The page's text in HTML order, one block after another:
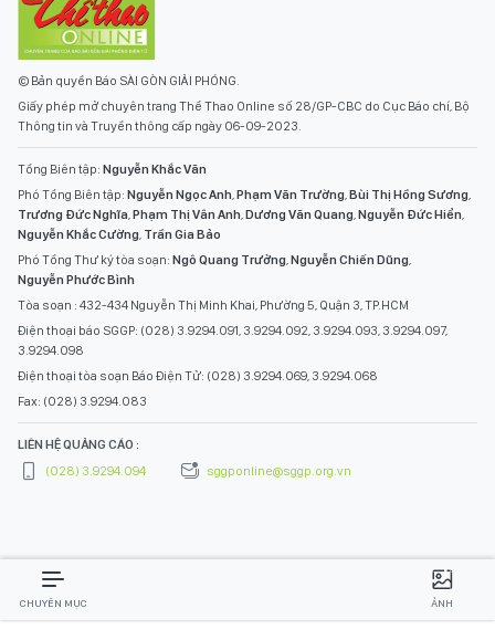
© Bản quyền Báo SÀI GÒN GIẢI PHÓNG.
Giấy phép mở chuyên trang Thể Thao Online số 28/GP-CBC do Cục Báo chí, Bộ
Thông tin và Truyền thông cấp ngày 06-09-2023.
Tổng Biên tập: Nguyễn Khắc Văn
Phó Tổng Biên tập: Nguyễn Ngọc Anh,Phạm Văn Trường,Bùi Thị Hồng Sương,
Trương Đức Nghĩa,Phạm Thị Vân Anh,Dương Văn Quang,Nguyễn Đức Hiển,
Nguyễn Khắc Cường, Trần Gia Bảo
Phó Tổng Thư ký tòa soạn: Ngô Quang Trưởng,Nguyễn Chiến Dũng,
Nguyễn Phước Bình
Tòa soạn : 432-434 Nguyễn Thị Minh Khai, Phường 5, Quận 3, TP.HCM
Điện thoại báo SGGP: (028) 3.9294.091, 3.9294.092, 3.9294.093, 3.9294.097,
3.9294.098
Điện thoại tòa soạn Báo Điện Tử: (028) 3.9294.069, 3.9294.068
Fax: (028) 3.9294.083
LIÊN HỆ QUẢNG CÁO :
(028) 3.9294.094
sggponline@sggp.org.vn
CHUYÊN MỤC ẢNH